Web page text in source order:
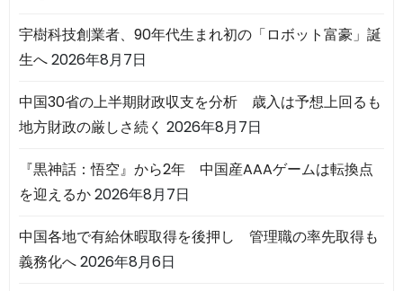
宇樹科技創業者、90年代生まれ初の「ロボット富豪」誕
生へ2026年8月7日
中国30省の上半期財政収支を分析 歳入は予想上回るも
地方財政の厳しさ続く 2026年8月7日
『黒神話：悟空』から2年 中国産AAAゲームは転換点
を迎えるか2026年8月7日
中国各地で有給休暇取得を後押し 管理職の率先取得も
義務化へ2026年8月6日